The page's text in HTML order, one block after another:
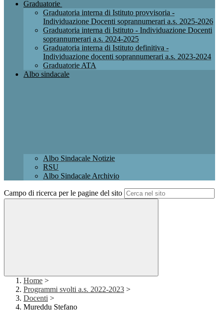
Graduatorie
Graduatoria interna di Istituto provvisoria -
Individuazione Docenti soprannumerari a.s. 2025-2026
Graduatoria interna di Istituto - Individuazione Docenti
soprannumerari a.s. 2024-2025
Graduatoria interna di Istituto definitiva -
Individuazione docenti soprannumerari a.s. 2023-2024
Graduatorie ATA
Albo sindacale
Albo Sindacale Notizie
RSU
Albo Sindacale Archivio
Campo di ricerca per le pagine del sito
Home >
Programmi svolti a.s. 2022-2023 >
Docenti >
Mureddu Stefano